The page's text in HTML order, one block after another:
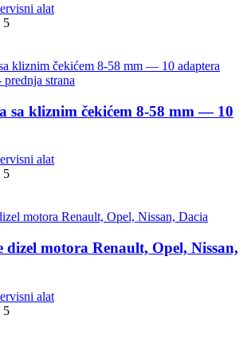
alat
5
sa kliznim čekićem 8-58 mm — 10
alat
5
dizel motora Renault, Opel, Nissan,
alat
5